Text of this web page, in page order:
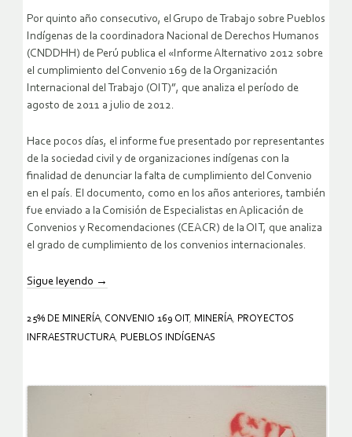
Por quinto año consecutivo, el Grupo de Trabajo sobre Pueblos
Indígenas de la coordinadora Nacional de Derechos Humanos
(CNDDHH) de Perú publica el «Informe Alternativo 2012 sobre
el cumplimiento del Convenio 169 de la Organización
Internacional del Trabajo (OIT)”, que analiza el período de
agosto de 2011 a julio de 2012.
Hace pocos días, el informe fue presentado por representantes
de la sociedad civil y de organizaciones indígenas con la
finalidad de denunciar la falta de cumplimiento del Convenio
en el país. El documento, como en los años anteriores, también
fue enviado a la Comisión de Especialistas en Aplicación de
Convenios y Recomendaciones (CEACR) de la OIT, que analiza
el grado de cumplimiento de los convenios internacionales.
Sigue leyendo →
25% DE MINERÍA CONVENIO 169 OIT, MINERÍA
PROYECTOS
INFRAESTRUCTURA
PUEBLOS INDÍGENAS